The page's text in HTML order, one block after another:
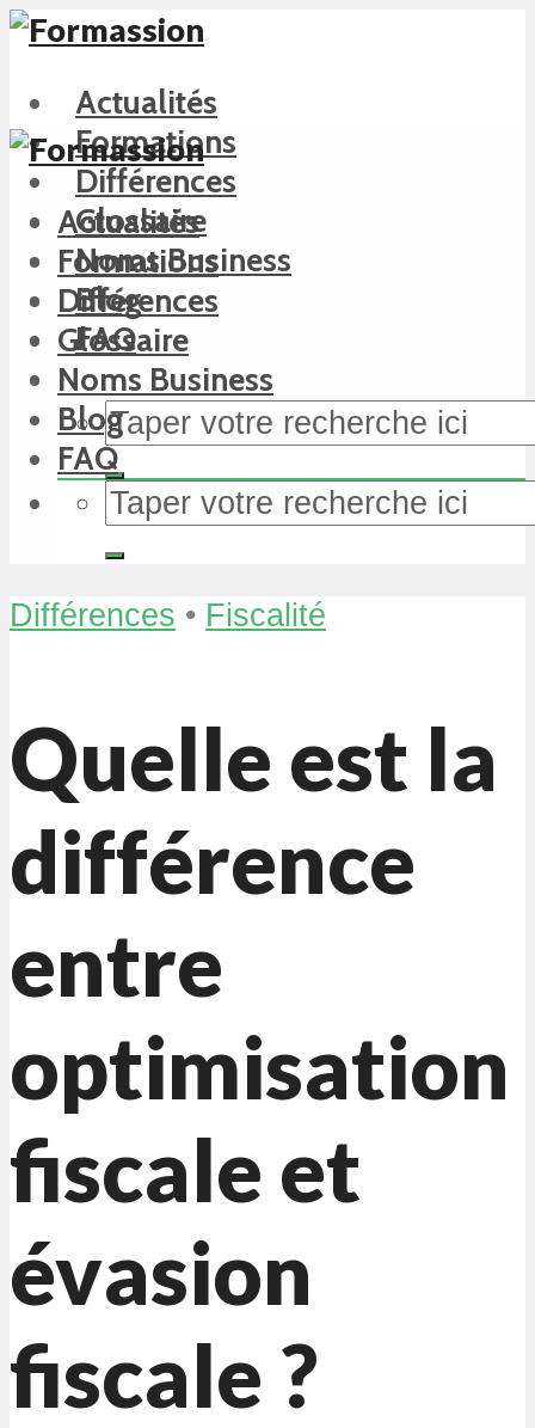
Actualités
Formations
Différences
Glossaire
Noms Business
Blog
FAQ
Actualités
Formations
Différences
Glossaire
Noms Business
Blog
FAQ
Différences • Fiscalité
Quelle est la
différence
entre
optimisation
fiscale et
évasion
fiscale ?